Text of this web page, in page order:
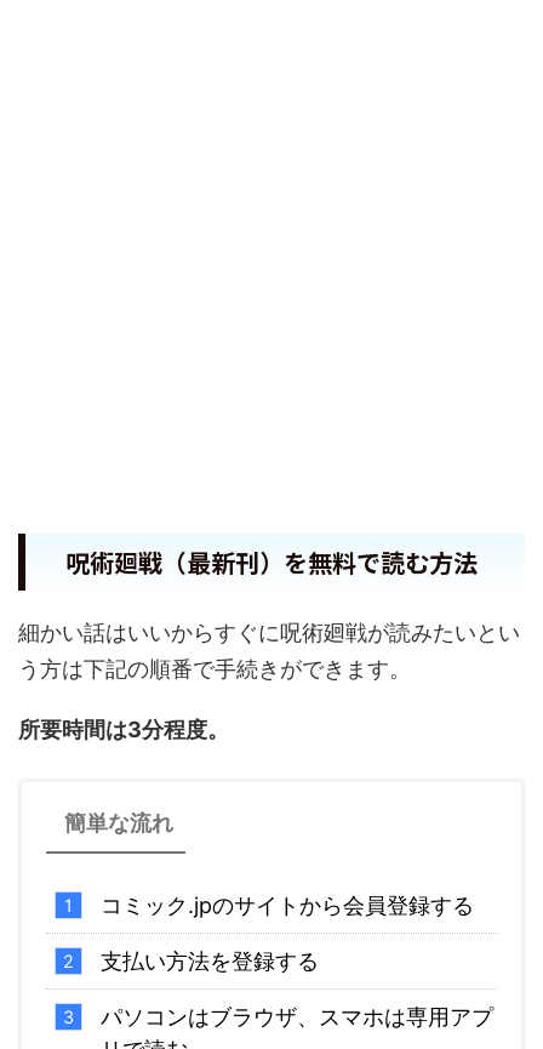
呪術廻戦（最新刊）を無料で読む方法
細かい話はいいからすぐに呪術廻戦が読みたいとい
う方は下記の順番で手続きができます。
所要時間は3分程度。
簡単な流れ
コミック.jpのサイトから会員登録する
支払い方法を登録する
パソコンはブラウザ、スマホは専用アプ